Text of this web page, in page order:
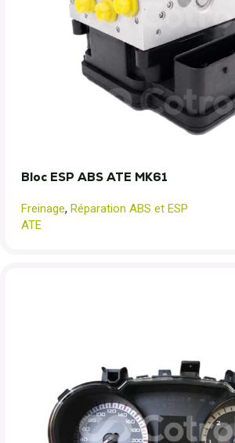
Bloc ESP ABS ATE MK61
Freinage, Réparation ABS et ESP
ATE